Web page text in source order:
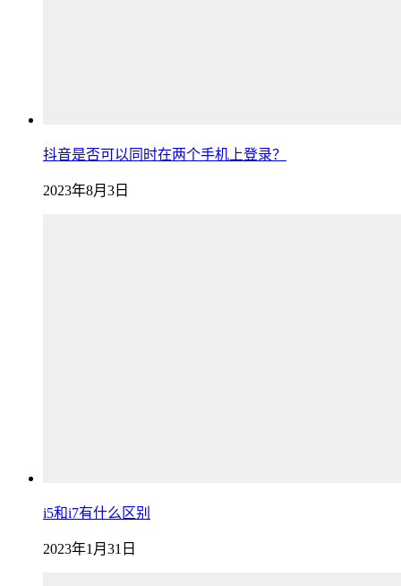
抖音是否可以同时在两个手机上登录？
2023年8月3日
i5和i7有什么区别
2023年1月31日